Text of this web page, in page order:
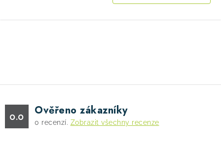
á
d
a
c
0.0 Ověřeno zákazníky
0 recenzí. Zobrazit všechny recenze